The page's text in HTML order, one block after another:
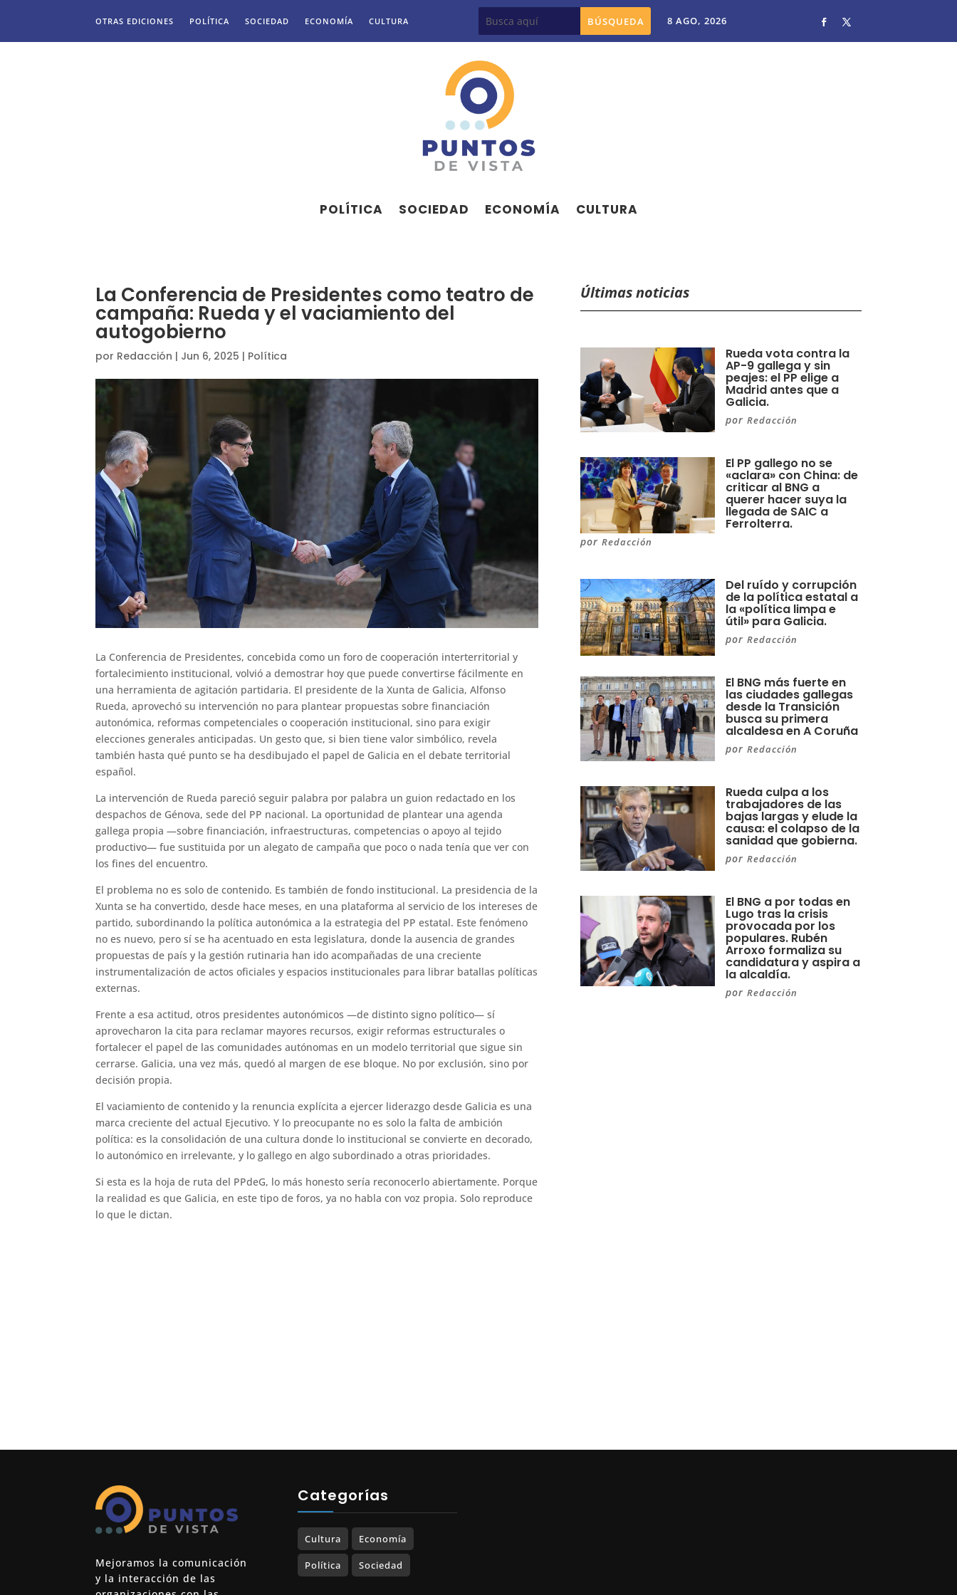
OTRAS EDICIONES POLÍTICA SOCIEDAD ECONOMÍA CULTURA 8 AGO, 2026
POLÍTICA SOCIEDAD ECONOMÍA CULTURA
La Conferencia de Presidentes como teatro de
campaña: Rueda y el vaciamiento del
autogobierno
por Redacción | Jun 6, 2025 | Política
La Conferencia de Presidentes, concebida como un foro de cooperación interterritorial y
fortalecimiento institucional, volvió a demostrar hoy que puede convertirse fácilmente en
una herramienta de agitación partidaria. El presidente de la Xunta de Galicia, Alfonso
Rueda, aprovechó su intervención no para plantear propuestas sobre financiación
autonómica, reformas competenciales o cooperación institucional, sino para exigir
elecciones generales anticipadas. Un gesto que, si bien tiene valor simbólico, revela
también hasta qué punto se ha desdibujado el papel de Galicia en el debate territorial
español.
La intervención de Rueda pareció seguir palabra por palabra un guion redactado en los
despachos de Génova, sede del PP nacional. La oportunidad de plantear una agenda
gallega propia —sobre financiación, infraestructuras, competencias o apoyo al tejido
productivo— fue sustituida por un alegato de campaña que poco o nada tenía que ver con
los fines del encuentro.
El problema no es solo de contenido. Es también de fondo institucional. La presidencia de la
Xunta se ha convertido, desde hace meses, en una plataforma al servicio de los intereses de
partido, subordinando la política autonómica a la estrategia del PP estatal. Este fenómeno
no es nuevo, pero sí se ha acentuado en esta legislatura, donde la ausencia de grandes
propuestas de país y la gestión rutinaria han ido acompañadas de una creciente
instrumentalización de actos oficiales y espacios institucionales para librar batallas políticas
externas.
Frente a esa actitud, otros presidentes autonómicos —de distinto signo político— sí
aprovecharon la cita para reclamar mayores recursos, exigir reformas estructurales o
fortalecer el papel de las comunidades autónomas en un modelo territorial que sigue sin
cerrarse. Galicia, una vez más, quedó al margen de ese bloque. No por exclusión, sino por
decisión propia.
El vaciamiento de contenido y la renuncia explícita a ejercer liderazgo desde Galicia es una
marca creciente del actual Ejecutivo. Y lo preocupante no es solo la falta de ambición
política: es la consolidación de una cultura donde lo institucional se convierte en decorado,
lo autonómico en irrelevante, y lo gallego en algo subordinado a otras prioridades.
Si esta es la hoja de ruta del PPdeG, lo más honesto sería reconocerlo abiertamente. Porque
la realidad es que Galicia, en este tipo de foros, ya no habla con voz propia. Solo reproduce
lo que le dictan.
Últimas noticias
Rueda vota contra la
AP-9 gallega y sin
peajes: el PP elige a
Madrid antes que a
Galicia.
porRedacción
El PP gallego no se
«aclara» con China: de
criticar al BNG a
querer hacer suya la
llegada de SAIC a
Ferrolterra.
por Redacción
Del ruído y corrupción
de la política estatal a
la «política limpa e
útil» para Galicia.
porRedacción
El BNG más fuerte en
las ciudades gallegas
desde la Transición
busca su primera
alcaldesa en A Coruña
porRedacción
Rueda culpa a los
trabajadores de las
bajas largas y elude la
causa: el colapso de la
sanidad que gobierna.
porRedacción
El BNG a por todas en
Lugo tras la crisis
provocada por los
populares. Rubén
Arroxo formaliza su
candidatura y aspira a
la alcaldía.
porRedacción
Mejoramos la comunicación
y la interacción de las
Categorías
Cultura Economía
Política Sociedad